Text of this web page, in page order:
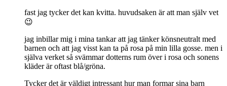
fast jag tycker det kan kvitta. huvudsaken är att man själv vet
😉
jag inbillar mig i mina tankar att jag tänker könsneutralt med
barnen och att jag visst kan ta på rosa på min lilla gosse. men i
själva verket så svämmar dotterns rum över i rosa och sonens
kläder är oftast blå/gröna.
Tycker det är väldigt intressant hur man formar sina barn